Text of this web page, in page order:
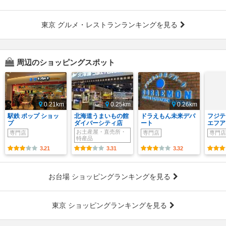
東京 グルメ・レストランランキングを見る
周辺のショッピングスポット
0.21km
駅鉄 ポップ ショッ
プ
専門店
3.21
0.25km
北海道うまいもの館
ダイバーシティ店
お土産屋・直売所・
特産品
3.31
0.26km
ドラえもん未来デパ
ート
専門店
3.32
フジ
エフ
専門店
お台場 ショッピングランキングを見る
東京 ショッピングランキングを見る